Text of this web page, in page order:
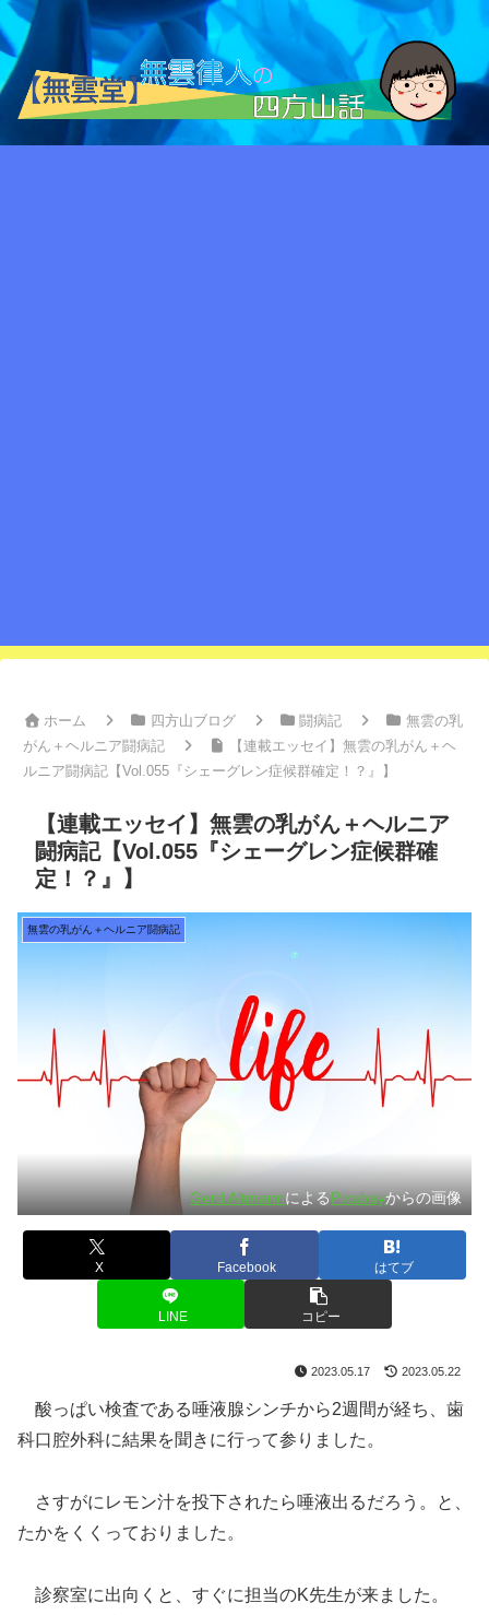
ホーム 四方山ブログ 闘病記
無雲の乳
がん＋ヘルニア闘病記
【連載エッセイ】無雲の乳がん＋ヘ
ルニア闘病記【Vol.055『シェーグレン症候群確定！？』】
【連載エッセイ】無雲の乳がん＋ヘルニア
闘病記【Vol.055『シェーグレン症候群確
定！？』】
無雲の乳がん＋ヘルニア闘病記
Gerd AltmannによるPixabayからの画像
X Facebook はてブ
LINE コピー
2023.05.17 2023.05.22
酸っぱい検査である唾液腺シンチから2週間が経ち、歯
科口腔外科に結果を聞きに行って参りました。
さすがにレモン汁を投下されたら唾液出るだろう。と、
たかをくくっておりました。
診察室に出向くと、すぐに担当のK先生が来ました。